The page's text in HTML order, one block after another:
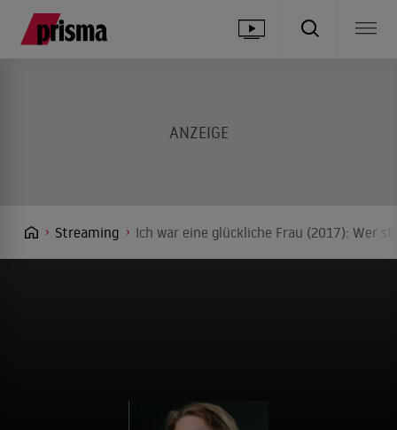
Streaming Ich war eine glückliche Frau (2017): Wer